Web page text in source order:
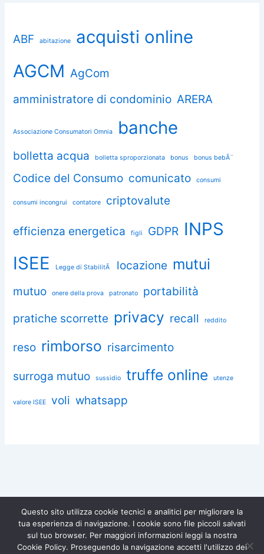
ABF abitazione
acquisti online
AGCM AgCom
amministratore di condominio ARERA
Associazione Consumatori Omnia banche
bolletta acqua bolletta sproporzionata bonus bonus bebÃ¨
Codice del Consumo comunicato consumi
consumi incongrui contatore criptovalute
efficienza energetica figli GDPR INPS
ISEE
Legge di StabilitÃ locazione mutui
mutuo onere della prova patronato
portabilità
pratiche scorrette privacy recall reddito
reso rimborso risarcimento
surroga mutuo sussidio truffe online utenze
valore ISEE voli whatsapp
Diventa socio di
Iscriviti gratuitamente e difendi i
Chiedi aiuto a Omnia
Questo sito utilizza cookie tecnici e analitici per migliorare la
tua esperienza di navigazione. I cookie sono file piccoli salvati
sul tuo browser. Per maggiori informazioni leggi la nostra
Cookie Policy. Proseguendo la navigazione accetti l'utilizzo dei